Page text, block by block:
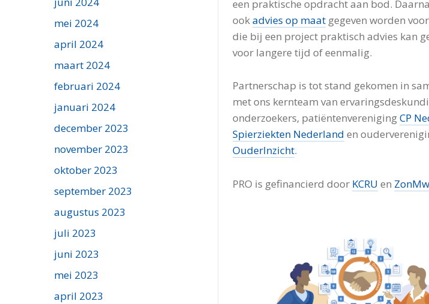
mei 2024
april 2024
maart 2024
februari 2024
januari 2024
december 2023
november 2023
oktober 2023
september 2023
augustus 2023
juli 2023
juni 2023
mei 2023
april 2023
een praktische opdracht aan bod.
ookadvies op maatgegeven worden
die bij een project praktisch advies kan
voor langere tijd of eenmalig.
Partnerschap is tot stand gekomen in
met ons kernteam van
onderzoekers, patiëntenverenigingCP
Spierziekten Nederland en
OuderInzicht.
PRO is gefinancierd door KCRU en ZonMw